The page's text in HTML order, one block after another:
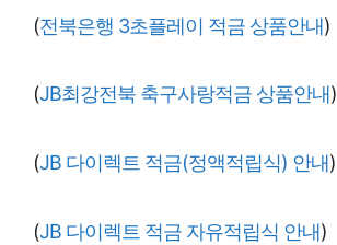
(전북은행 3초플레이 적금 상품안내)
(JB최강전북 축구사랑적금 상품안내)
(JB 다이렉트 적금(정액적립식) 안내)
(JB 다이렉트 적금 자유적립식 안내)